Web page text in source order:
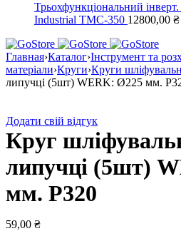
Трьохфункціональний
Industrial TMC-350 12800,00 ₴
Главная›Каталог›Інструмент та
матеріали›Круги›Круги
липучці (5шт) WERK: Ø225 мм.
Додати свій відгук
Круг
липучці (5шт)
мм. Р320
59,00 ₴